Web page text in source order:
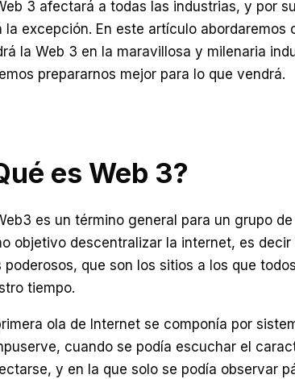
3 afectará a todas las industrias, y por
la excepción. En este artículo abordaremos
la Web 3 en la maravillosa y milenaria
prepararnos mejor para lo que vendrá.
es Web 3?
es un término general para un grupo
objetivo descentralizar la internet, es
poderosos, que son los sitios a los que
tiempo.
ola de Internet se componía por
cuando se podía escuchar el
y en la que solo se podía observar